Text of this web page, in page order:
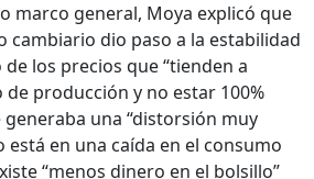
marco general, Moya explicó que
cambiario dio paso a la estabilidad
los precios que “tienden a
producción y no estar 100%
una “distorsión muy
está en una caída en el consumo
“menos dinero en el bolsillo”